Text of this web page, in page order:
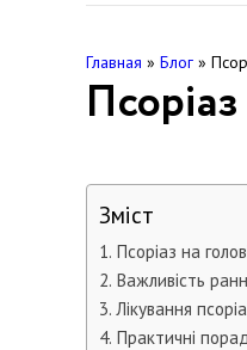
Главная » Блог »
Зміст
Псоріаз на
Важливість
Лікування
Практичні